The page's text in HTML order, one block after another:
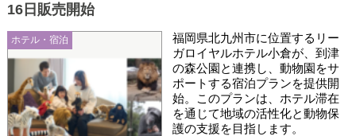
ホテル・宿泊
16日販売開始
福岡県北九州市に位置するリー
ガロイヤルホテル小倉が、到津
の森公園と連携し、動物園をサ
ポートする宿泊プランを提供開
始。このプランは、ホテル滞在
を通じて地域の活性化と動物保
護の支援を目指します。